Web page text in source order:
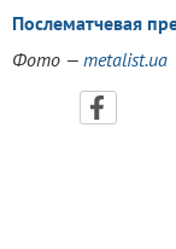
Послематчевая
Фото — metalist.ua